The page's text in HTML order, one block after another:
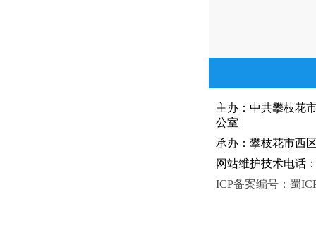
主办：中共攀枝
公室
承办：攀枝花市西
网站维护技术电话
ICP备案编号：蜀